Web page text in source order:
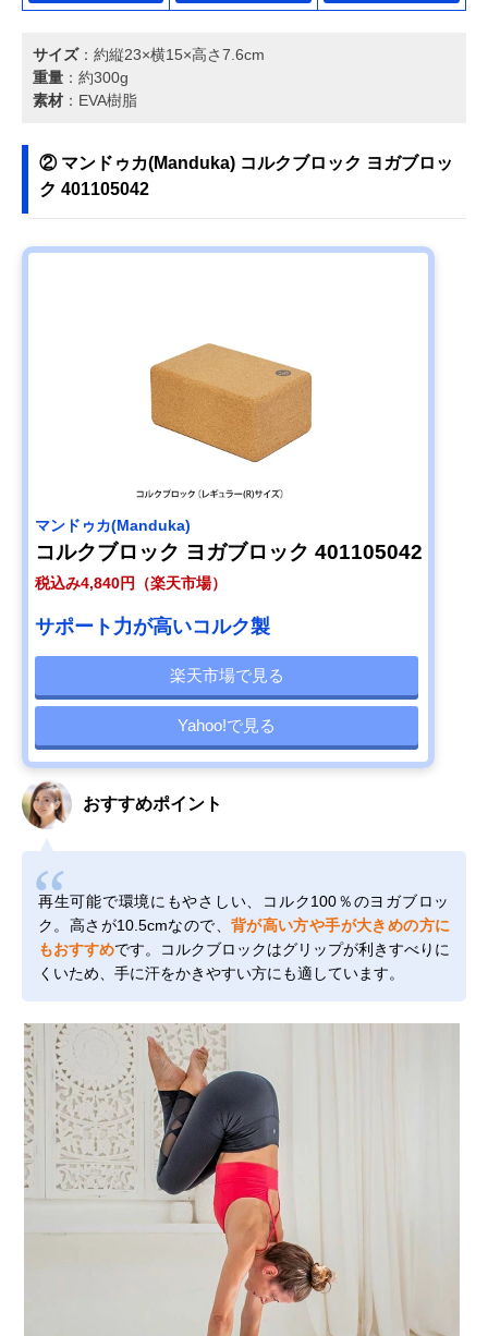
サイズ：約縦23×横15×高さ7.6cm
重量 ：約300g
素材 ：EVA樹脂
② マンドゥカ(Manduka) コルクブロック ヨガブロッ
ク 401105042
マンドゥカ(Manduka)
コルクブロック ヨガブロック 401105042
税込み4,840円（楽天市場）
サポート力が高いコルク製
楽天市場で見る
Yahoo!で見る
おすすめポイント
再生可能で環境にもやさしい、コルク100％のヨガブロッ
ク。高さが10.5cmなので、 背が高い方や手が大きめの方に
もおすすめです。コルクブロックはグリップが利きすべりに
くいため、手に汗をかきやすい方にも適しています。